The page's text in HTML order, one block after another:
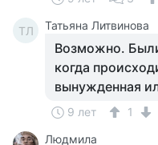
ТЛ Татьяна Литвинова
Возможно.
когда
вынужденная
9 лет
1
Людмила